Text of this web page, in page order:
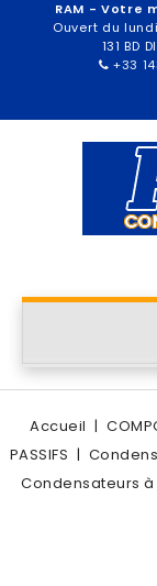
RAM - Votre
Ouvert du
131 BD
+33
Accueil
PASSIFS
Condensateurs